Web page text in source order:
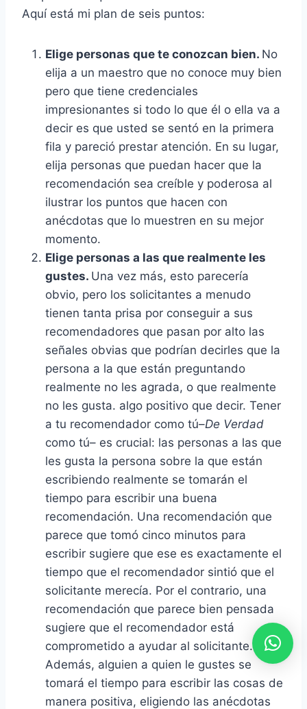
Aquí está mi plan de seis puntos:
Elige personas que te conozcan bien. No
elija a un maestro que no conoce muy bien
pero que tiene credenciales
impresionantes si todo lo que él o ella va a
decir es que usted se sentó en la primera
fila y pareció prestar atención. En su lugar,
elija personas que puedan hacer que la
recomendación sea creíble y poderosa al
ilustrar los puntos que hacen con
anécdotas que lo muestren en su mejor
momento.
Elige personas a las que realmente les
gustes. Una vez más, esto parecería
obvio, pero los solicitantes a menudo
tienen tanta prisa por conseguir a sus
recomendadores que pasan por alto las
señales obvias que podrían decirles que la
persona a la que están preguntando
realmente no les agrada, o que realmente
no les gusta. algo positivo que decir. Tener
a tu recomendador como tú–De Verdad
como tú– es crucial: las personas a las que
les gusta la persona sobre la que están
escribiendo realmente se tomarán el
tiempo para escribir una buena
recomendación. Una recomendación que
parece que tomó cinco minutos para
escribir sugiere que ese es exactamente el
tiempo que el recomendador sintió que el
solicitante merecía. Por el contrario, una
recomendación que parece bien pensada
sugiere que el recomendador está
comprometido a ayudar al solicitante.
Además, alguien a quien le gustes se
tomará el tiempo para escribir las cosas de
manera positiva, eligiendo las anécdotas